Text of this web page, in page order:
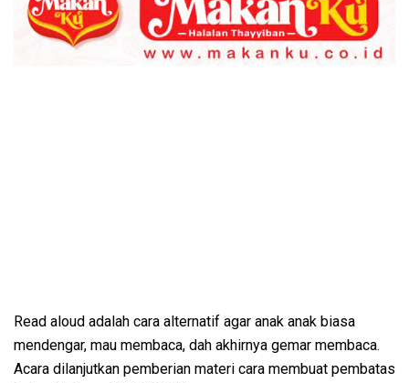
Read aloud adalah cara alternatif agar anak anak biasa
mendengar, mau membaca, dah akhirnya gemar membaca.
Acara dilanjutkan pemberian materi cara membuat pembatas